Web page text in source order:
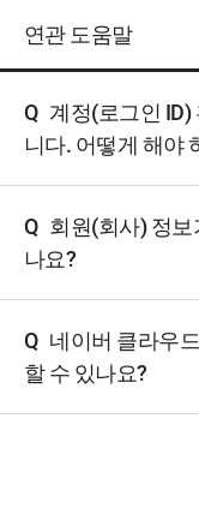
연관 도움말
Q 계정(로그인 ID)
니다. 어떻게 해야
Q 회원(회사) 정
나요?
Q 네이버 클라우
할 수 있나요?